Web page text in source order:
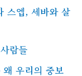
스엡, 세바와 살
람들
우리의 중보